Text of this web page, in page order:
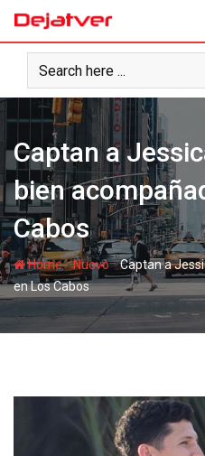
Skip
content
Captan a
bien
Cabos
Home-Nuevo-Captan a
en Los Cabos